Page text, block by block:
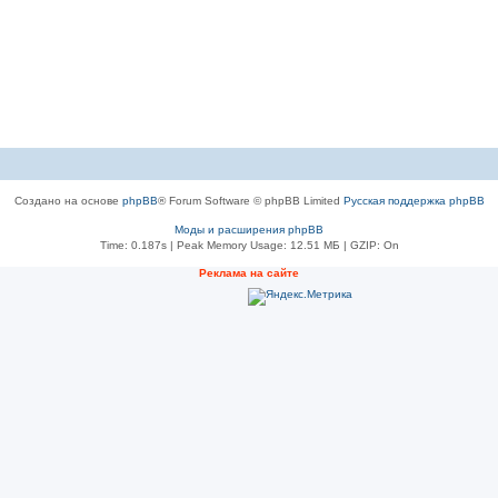
Создано на основе phpBB® Forum Software © phpBB Limited Русская поддержка phpBB
Моды и расширения phpBB
Time: 0.187s| Peak Memory Usage: 12.51 МБ | GZIP: On
Рeклама на сaйте